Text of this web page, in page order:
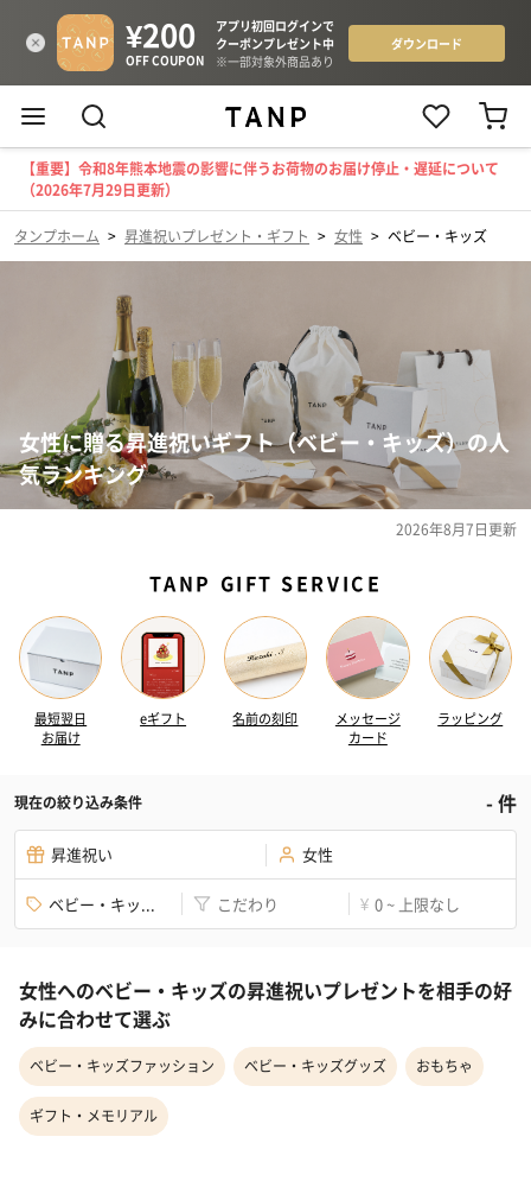
【重要】令和8年熊本地震の影響に伴うお荷物のお届け停止・遅延について
（2026年7月29日更新）
タンプホーム > 昇進祝いプレゼント・ギフト > 女性 > ベビー・キッズ
女性に贈る昇進祝いギフト（ベビー・キッズ）の人
気ランキング
2026年8月7日更新
TANP GIFT SERVICE
最短翌日
お届け
eギフト 名前の刻印
メッセージ
カード
ラッピング
現在の絞り込み条件 -件
昇進祝い 女性
ベビー・キッ... こだわり ¥ 0 ~ 上限なし
女性へのベビー・キッズの昇進祝いプレゼントを相手の好
みに合わせて選ぶ
ベビー・キッズファッション ベビー・キッズグッズ おもちゃ
ギフト・メモリアル